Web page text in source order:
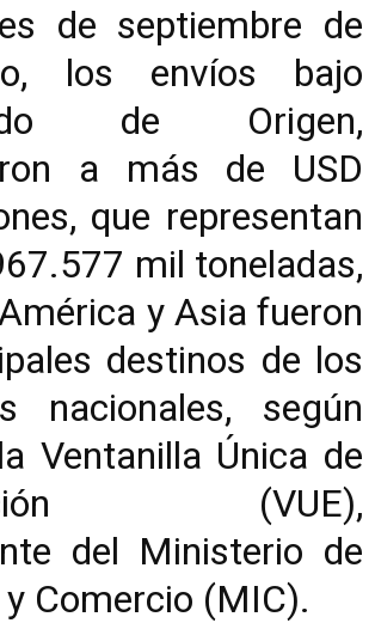
de septiembre de
los envíos bajo
de Origen,
a más de USD
que representan
mil toneladas,
y Asia fueron
destinos de los
nacionales, según
Ventanilla Única de
(VUE),
del Ministerio de
Comercio (MIC).